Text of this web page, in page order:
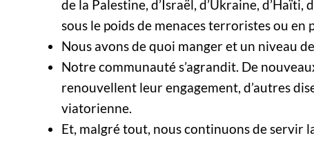
de la Palestine, d’Israël, d’Ukraine,
sous le poids de menaces terroristes ou en
Nous avons de quoi manger et un niveau
Notre communauté s’agrandit. De
renouvellent leur engagement, d’autres
viatorienne.
Et, malgré tout, nous continuons de servir